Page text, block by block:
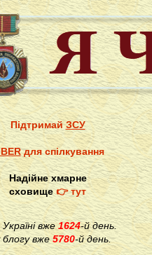
ПідтримайЗСУ
для спілкування
Надійне хмарне
сховище👉 тут
Україні вже1624-й день.
вже 5780-й день.